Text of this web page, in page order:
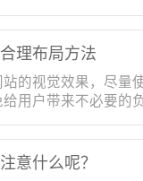
理布局方法
的视觉效果，尽量
用户带来不必要的
意什么呢？